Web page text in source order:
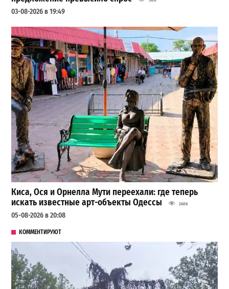
03-08-2026 в 19:49
Киса, Ося и Орнелла Мути переехали: где теперь
искать известные арт-объекты Одессы
2406
05-08-2026 в 20:08
КОММЕНТИРУЮТ